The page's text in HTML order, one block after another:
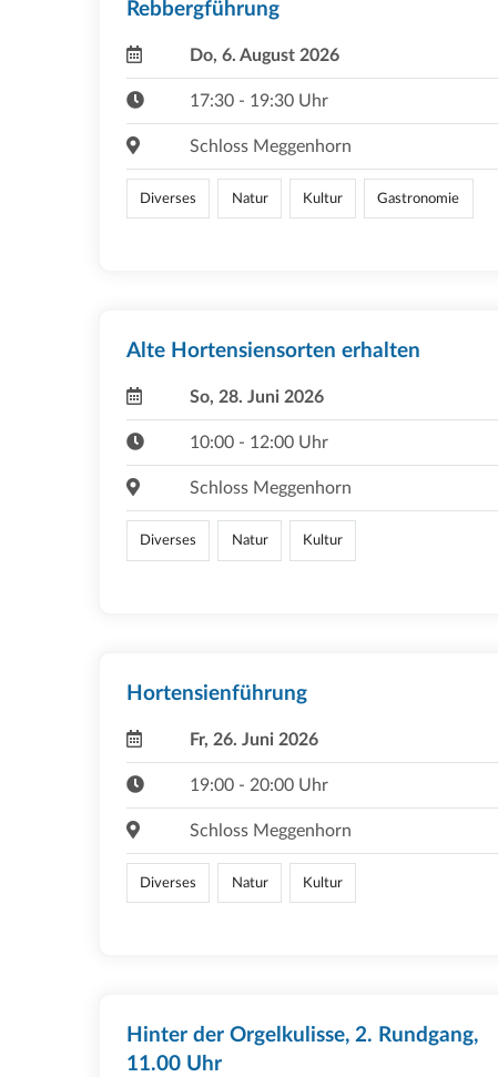
Rebbergführung
Do, 6. August 2026
17:30 - 19:30 Uhr
Schloss Meggenhorn
Diverses Natur Kultur Gastronomie
Alte Hortensiensorten erhalten
So, 28. Juni 2026
10:00 - 12:00 Uhr
Schloss Meggenhorn
Diverses Natur Kultur
Hortensienführung
Fr, 26. Juni 2026
19:00 - 20:00 Uhr
Schloss Meggenhorn
Diverses Natur Kultur
Hinter der Orgelkulisse, 2. Rundgang,
11.00 Uhr